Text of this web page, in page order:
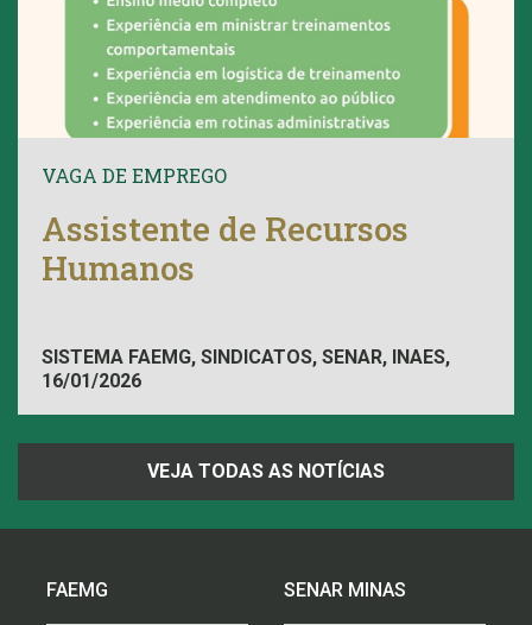
VAGA DE EMPREGO
Assistente de Recursos
Humanos
SISTEMA FAEMG, SINDICATOS, SENAR, INAES,
FAEMG
16/01/2026
VEJA TODAS AS NOTÍCIAS
FAEMG SENAR MINAS